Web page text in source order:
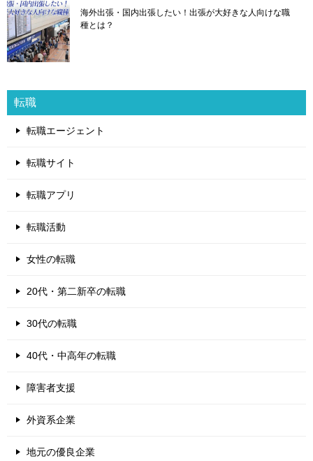
海外出張・国内出張したい！出張が大好きな人向けな職
種とは？
転職
転職エージェント
転職サイト
転職アプリ
転職活動
女性の転職
20代・第二新卒の転職
30代の転職
40代・中高年の転職
障害者支援
外資系企業
地元の優良企業